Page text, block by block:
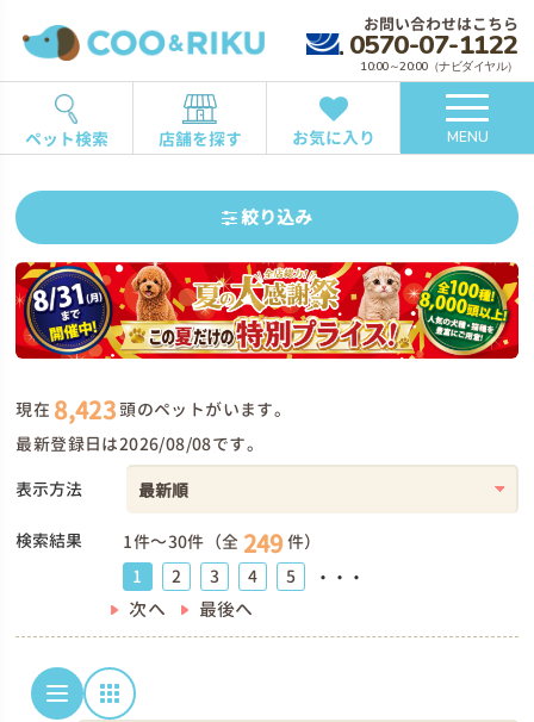
お問い合わせはこちら
0570-07-1122
10:00～20:00（ナビダイヤル）
ペット検索 店舗を探す お気に入り MENU
絞り込み
現在 8,423頭のペットがいます。
最新登録日は2026/08/08です。
表示方法
検索結果 1件～30件（全 249 件）
1
2 3 4 5 ・・・
次へ 最後へ